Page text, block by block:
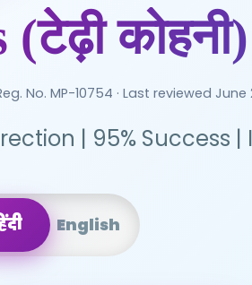
कोहनी)
No. MP-10754 · Last reviewed June
| 95% Success |
English